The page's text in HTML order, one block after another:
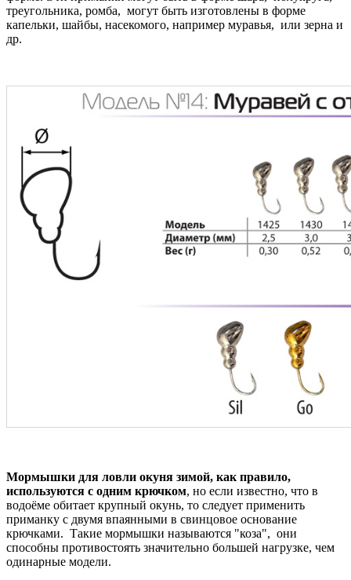
треугольника, ромба, могут быть изготовлены в форме
капельки, шайбы, насекомого, например муравья, или зерна и
др.
Мормышки для ловли окуня зимой, как правило,
используются с одним крючком, но если известно, что в
водоёме обитает крупный окунь, то следует применить
приманку с двумя впаянными в свинцовое основание
крючками. Такие мормышки называются "коза", они
способны противостоять значительно большей нагрузке, чем
одинарные модели.